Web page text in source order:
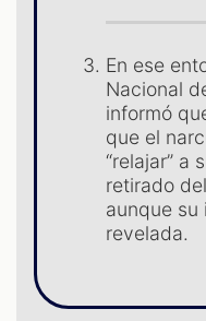
En ese
Nacional
informó
que el
“relajar” a
retirado
aunque
revelada.